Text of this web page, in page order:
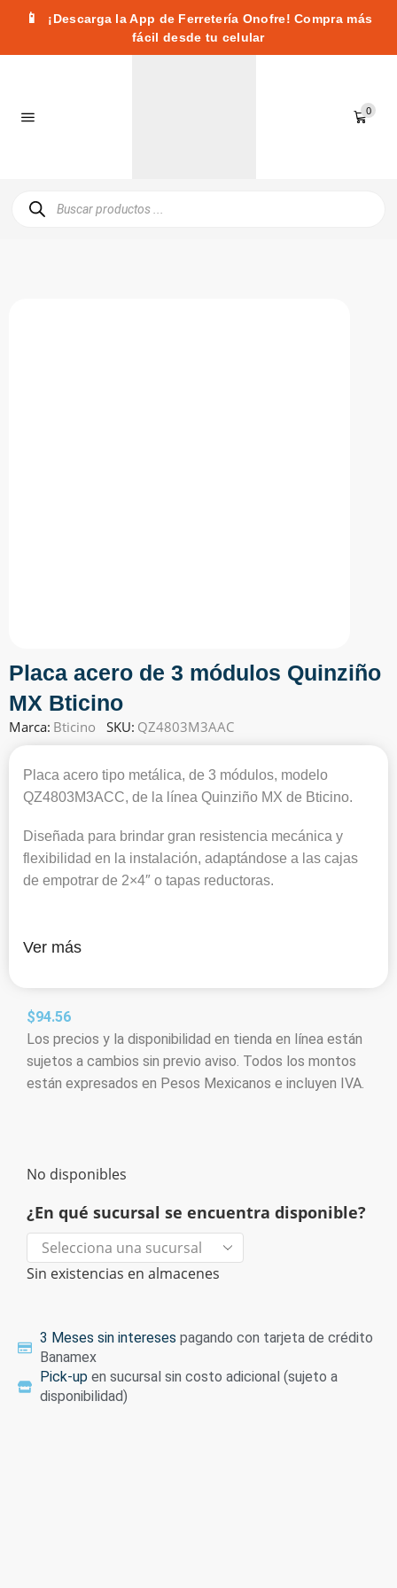
📱
¡Descarga la App de Ferretería Onofre! Compra más
fácil desde tu celular
0
Placa acero de 3 módulos Quinziño
MX Bticino
Marca: Bticino SKU: QZ4803M3AAC
Placa acero tipo metálica, de 3 módulos, modelo
QZ4803M3ACC, de la línea Quinziño MX de Bticino.
Diseñada para brindar gran resistencia mecánica y
flexibilidad en la instalación, adaptándose a las cajas
de empotrar de 2×4″ o tapas reductoras.
Ver más
$94.56
Los precios y la disponibilidad en tienda en línea están
sujetos a cambios sin previo aviso. Todos los montos
están expresados en Pesos Mexicanos e incluyen IVA.
No disponibles
¿En qué sucursal se encuentra disponible?
Sin existencias en almacenes
3 Meses sin intereses pagando con tarjeta de crédito
Banamex
Pick-up en sucursal sin costo adicional (sujeto a
disponibilidad)